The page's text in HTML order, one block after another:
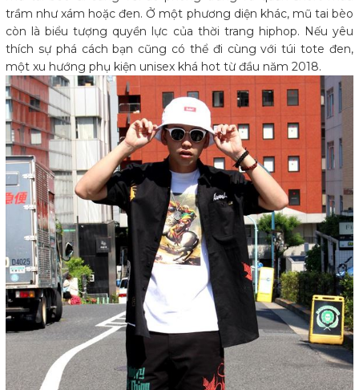
trầm như xám hoặc đen. Ở một phương diện khác, mũ tai bèo
còn là biểu tượng quyền lực của thời trang hiphop. Nếu yêu
thích sự phá cách bạn cũng có thể đi cùng với túi tote đen,
một xu hướng phụ kiện unisex khá hot từ đầu năm 2018.